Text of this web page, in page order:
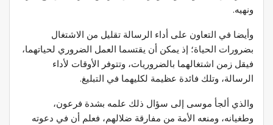
ونهيه.
وأيضا في التعاون على أداء الرسالة تقليل من الاشتغال
بضرورات الحياة؛ إذ يمكن أن يقتسما العمل الضروري لحياتهما،
فيقل زمن اشتغالهما بالضروريات، وتتوفر الأوقات لأداء
الرسالة، وتلك فائدة عظيمة لكليهما في التبليغ.
والذي ألجأ موسى إلى سؤال ذلك علمه بشدة فرعون،
وطغيانه، ومنعه الأمة من مفارقة ضلالهم، فعلم أن في دعوته